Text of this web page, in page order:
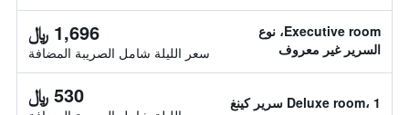
Executive room، نوع
السرير غير معروف
1,696 ﷼
سعر الليلة شامل الصريبة المضافة
Deluxe room، 1 سرير كينغ 530 ﷼